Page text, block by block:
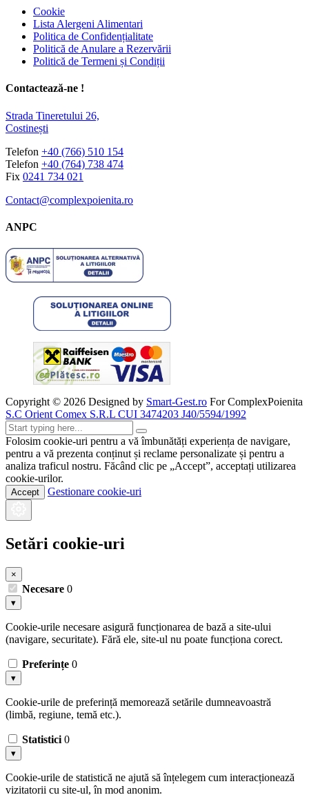
Cookie
Lista Alergeni Alimentari
Politica de Confidențialitate
Politică de Anulare a Rezervării
Politică de Termeni și Condiții
Contactează-ne !
Strada Tineretului 26,
Costinești
Telefon +40 (766) 510 154
Telefon +40 (764) 738 474
Fix 0241 734 021
Contact@complexpoienita.ro
ANPC
Copyright © 2026 Designed by Smart-Gest.ro For ComplexPoienita
S.C Orient Comex S.R.L CUI 3474203 J40/5594/1992
Folosim cookie-uri pentru a vă îmbunătăți experiența de navigare,
pentru a vă prezenta conținut și reclame personalizate și pentru a
analiza traficul nostru. Făcând clic pe „Accept”, acceptați utilizarea
cookie-urilor.
Accept Gestionare cookie-uri
Setări cookie-uri
×
Necesare 0
▾
Cookie-urile necesare asigură funcționarea de bază a site-ului
(navigare, securitate). Fără ele, site-ul nu poate funcționa corect.
Preferințe 0
▾
Cookie-urile de preferință memorează setările dumneavoastră
(limbă, regiune, temă etc.).
Statistici 0
▾
Cookie-urile de statistică ne ajută să înțelegem cum interacționează
vizitatorii cu site-ul, în mod anonim.